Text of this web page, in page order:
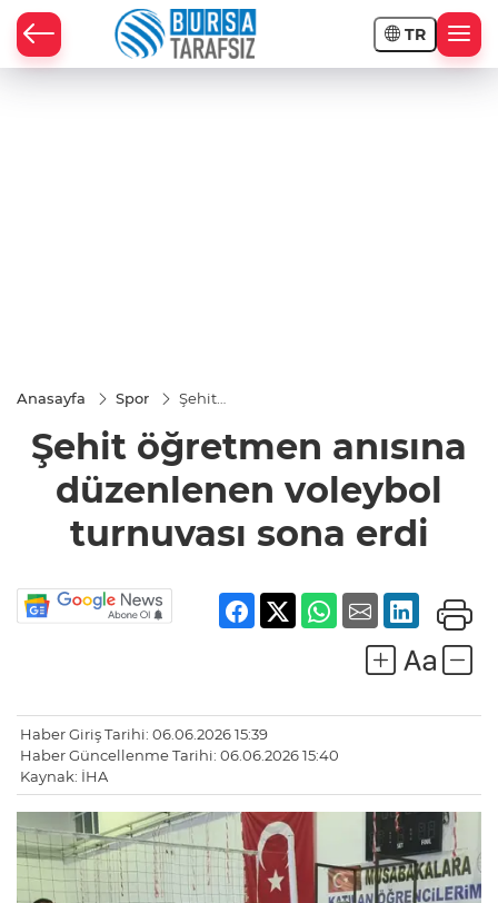
TR
Anasayfa Spor
Şehit
anısına
düzenlenen
voleybol
turnuvası
sona erdi
Şehit öğretmen anısına
düzenlenen voleybol
turnuvası sona erdi
Haber Giriş Tarihi: 06.06.2026 15:39
Haber Güncellenme Tarihi: 06.06.2026 15:40
Kaynak: İHA